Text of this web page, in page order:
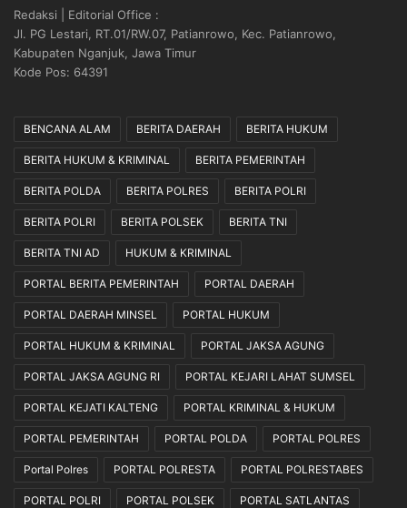
Redaksi | Editorial Office :
Jl. PG Lestari, RT.01/RW.07, Patianrowo, Kec. Patianrowo,
Kabupaten Nganjuk, Jawa Timur
Kode Pos: 64391
BENCANA ALAM BERITA DAERAH BERITA HUKUM
BERITA HUKUM & KRIMINAL BERITA PEMERINTAH
BERITA POLDA BERITA POLRES BERITA POLRI
BERITA POLRI BERITA POLSEK BERITA TNI
BERITA TNI AD HUKUM & KRIMINAL
PORTAL BERITA PEMERINTAH PORTAL DAERAH
PORTAL DAERAH MINSEL PORTAL HUKUM
PORTAL HUKUM & KRIMINAL PORTAL JAKSA AGUNG
PORTAL JAKSA AGUNG RI PORTAL KEJARI LAHAT SUMSEL
PORTAL KEJATI KALTENG PORTAL KRIMINAL & HUKUM
PORTAL PEMERINTAH PORTAL POLDA PORTAL POLRES
Portal Polres PORTAL POLRESTA PORTAL POLRESTABES
PORTAL POLRI PORTAL POLSEK PORTAL SATLANTAS